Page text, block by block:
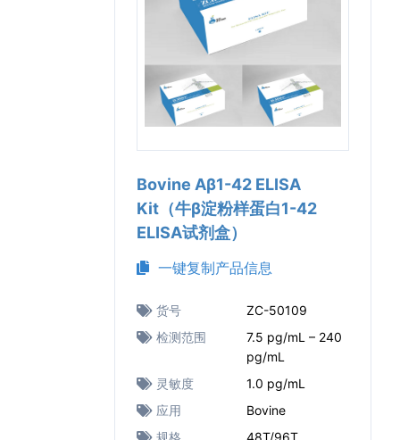
Bovine Aβ1-42 ELISA
Kit（牛β淀粉样蛋白1-42
ELISA试剂盒）
一键复制产品信息
货号
ZC-50109
检测范围
7.5 pg/mL – 240
pg/mL
灵敏度
1.0 pg/mL
应用
Bovine
规格
48T/96T